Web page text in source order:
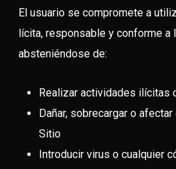
El usuario se compromete a
lícita, responsable y conforme
absteniéndose de:
Realizar actividades ilícitas
Dañar, sobrecargar o
Sitio
Introducir virus o cualquier